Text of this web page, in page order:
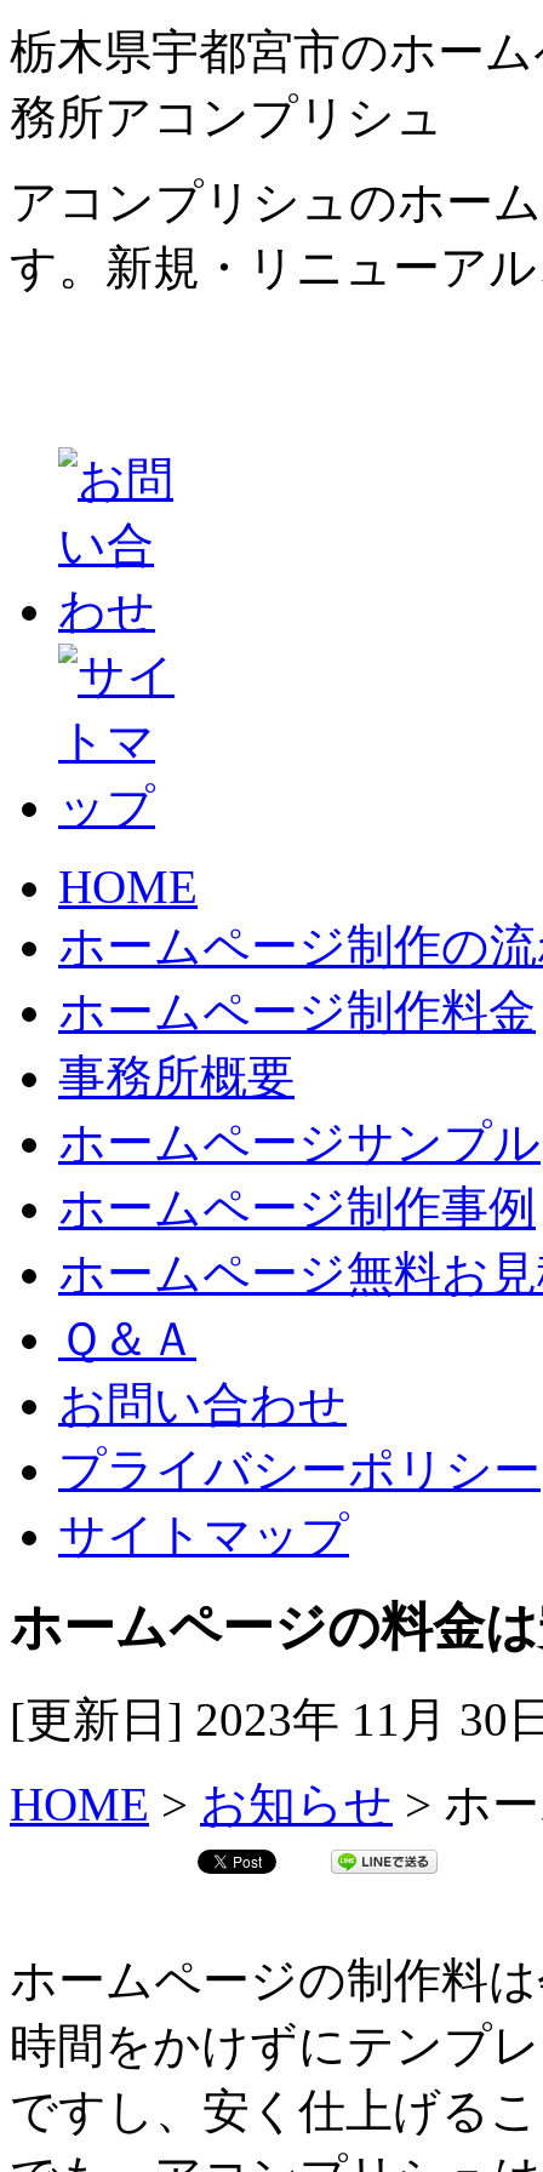
栃木県宇都宮市のホー
務所アコンプリシュ
アコンプリシュのホー
す。新規・リニューア
HOME
ホームページ制作の
ホームページ制作料金
事務所概要
ホームページサンプル
ホームページ制作事例
ホームページ無料お
Ｑ＆Ａ
お問い合わせ
プライバシーポリシー
サイトマップ
ホームページの料金
[更新日] 2023年 11月 30
HOME > お知らせ > ホ
ホームページの制作料
時間をかけずにテンプ
ですし、安く仕上げる